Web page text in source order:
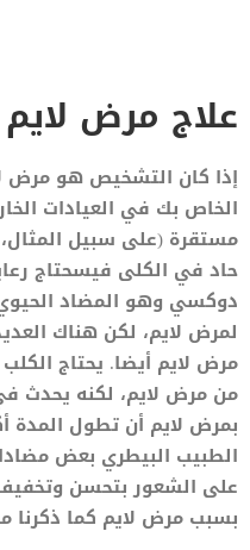
علاج مرض
إذا كان التشخيص هو مرض
الخاص بك في العيادات
مستقرة (على سبيل
حاد في الكلى فيسحتاج
دوكسي وهو المضاد
لمرض لايم، لكن هناك
مرض لايم أيضا. يحتاج
من مرض لايم، لكنه يحدث
بمرض لايم أن تطول
الطبيب البيطري بعض
على الشعور بتحسن
بسبب مرض لايم كما ذكرنا